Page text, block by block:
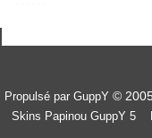
Propulsé par GuppY ©
Skins Papinou GuppY 5